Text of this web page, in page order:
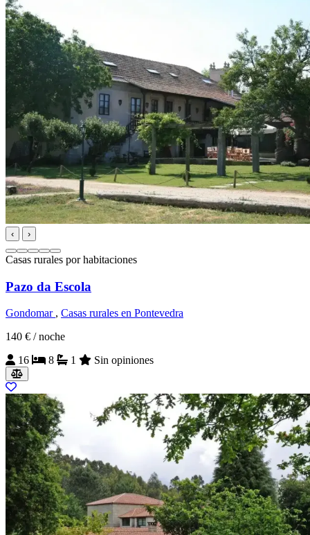
‹ ›
Casas rurales por habitaciones
Pazo da Escola
Gondomar , Casas rurales en Pontevedra
140 € / noche
16
8 1 Sin opiniones